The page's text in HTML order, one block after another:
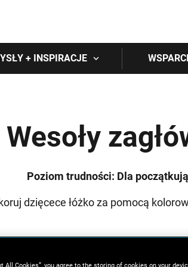
+ INSPIRACJE
Wesoły
Poziom trudności: Dla
dzięcece łóżko za pomocą
All Cookies”, you agree to the storing of cookies on your